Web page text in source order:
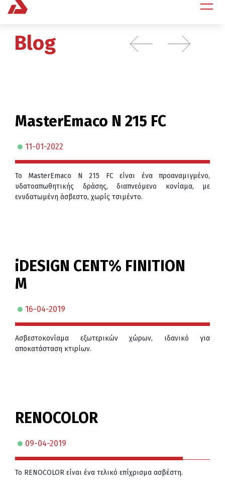
Blog
MasterEmaco N 215 FC
11-01-2022
Το MasterEmaco N 215 FC είναι ένα προαναμιγμένο,
υδατοαπωθητικής δράσης, διαπνεόμενο κονίαμα, με
ενυδατωμένη άσβεστο, χωρίς τσιμέντο.
iDESIGN CENT% FINITION
M
16-04-2019
Ασβεστοκονίαμα εξωτερικών χώρων, ιδανικό για
αποκατάσταση κτιρίων.
RENOCOLOR
09-04-2019
Το RENOCOLOR είναι ένα τελικό επίχρισμα ασβέστη.